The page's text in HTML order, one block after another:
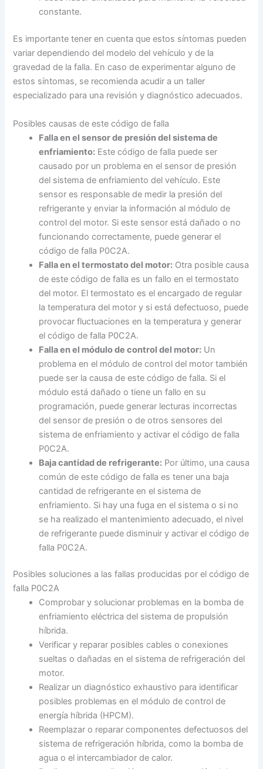
constante.
Es importante tener en cuenta que estos síntomas pueden
variar dependiendo del modelo del vehículo y de la
gravedad de la falla. En caso de experimentar alguno de
estos síntomas, se recomienda acudir a un taller
especializado para una revisión y diagnóstico adecuados.
Posibles causas de este código de falla
Falla en el sensor de presión del sistema de
enfriamiento: Este código de falla puede ser
causado por un problema en el sensor de presión
del sistema de enfriamiento del vehículo. Este
sensor es responsable de medir la presión del
refrigerante y enviar la información al módulo de
control del motor. Si este sensor está dañado o no
funcionando correctamente, puede generar el
código de falla P0C2A.
Falla en el termostato del motor: Otra posible causa
de este código de falla es un fallo en el termostato
del motor. El termostato es el encargado de regular
la temperatura del motor y si está defectuoso, puede
provocar fluctuaciones en la temperatura y generar
el código de falla P0C2A.
Falla en el módulo de control del motor: Un
problema en el módulo de control del motor también
puede ser la causa de este código de falla. Si el
módulo está dañado o tiene un fallo en su
programación, puede generar lecturas incorrectas
del sensor de presión o de otros sensores del
sistema de enfriamiento y activar el código de falla
P0C2A.
Baja cantidad de refrigerante: Por último, una causa
común de este código de falla es tener una baja
cantidad de refrigerante en el sistema de
enfriamiento. Si hay una fuga en el sistema o si no
se ha realizado el mantenimiento adecuado, el nivel
de refrigerante puede disminuir y activar el código de
falla P0C2A.
Posibles soluciones a las fallas producidas por el código de
falla P0C2A
Comprobar y solucionar problemas en la bomba de
enfriamiento eléctrica del sistema de propulsión
híbrida.
Verificar y reparar posibles cables o conexiones
sueltas o dañadas en el sistema de refrigeración del
motor.
Realizar un diagnóstico exhaustivo para identificar
posibles problemas en el módulo de control de
energía híbrida (HPCM).
Reemplazar o reparar componentes defectuosos del
sistema de refrigeración híbrida, como la bomba de
agua o el intercambiador de calor.